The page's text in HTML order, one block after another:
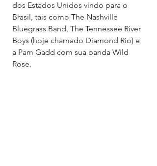
dos Estados Unidos vindo para o
Brasil, tais como The Nashville
Bluegrass Band, The Tennessee River
Boys (hoje chamado Diamond Rio) e
a Pam Gadd com sua banda Wild
Rose.